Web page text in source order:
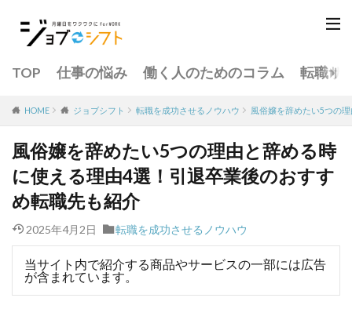
TOP 仕事の悩み 働く人のためのコラム 転職サ
HOME ジョブシフト 転職を成功させるノウハウ 風俗嬢を辞めたい5つの
風俗嬢を辞めたい5つの理由と辞める時
に使える理由4選！引退卒業後のおすす
め転職先も紹介
2025年4月2日 転職を成功させるノウハウ
当サイト内で紹介する商品やサービスの一部には広告
が含まれています。